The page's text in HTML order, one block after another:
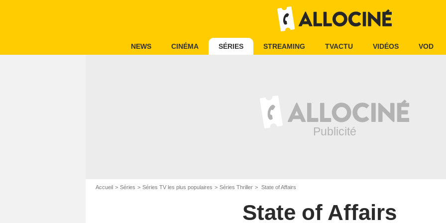
NEWS CINÉMA SÉRIES STREAMING TVACTU VIDÉOS VOD
Accueil Séries Séries TV les plus populaires Séries Thriller State of Affairs
State of Affairs